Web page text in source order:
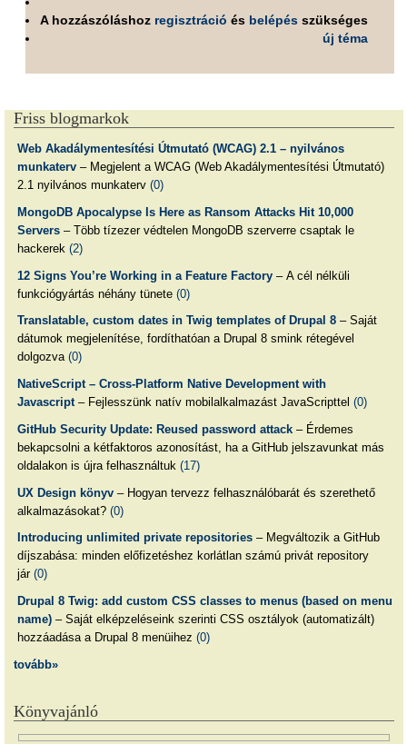
A hozzászóláshoz regisztráció és belépés szükséges
új téma
Friss blogmarkok
Web Akadálymentesítési Útmutató (WCAG) 2.1 – nyilvános
munkaterv– Megjelent a WCAG (Web Akadálymentesítési Útmutató)
2.1 nyilvános munkaterv (0)
MongoDB Apocalypse Is Here as Ransom Attacks Hit 10,000
Servers– Több tízezer védtelen MongoDB szerverre csaptak le
hackerek (2)
12 Signs You’re Working in a Feature Factory– A cél nélküli
funkciógyártás néhány tünete (0)
Translatable, custom dates in Twig templates of Drupal 8– Saját
dátumok megjelenítése, fordíthatóan a Drupal 8 smink rétegével
dolgozva (0)
NativeScript – Cross-Platform Native Development with
Javascript– Fejlesszünk natív mobilalkalmazást JavaScripttel (0)
GitHub Security Update: Reused password attack– Érdemes
bekapcsolni a kétfaktoros azonosítást, ha a GitHub jelszavunkat más
oldalakon is újra felhasználtuk (17)
UX Design könyv– Hogyan tervezz felhasználóbarát és szerethető
alkalmazásokat? (0)
Introducing unlimited private repositories– Megváltozik a GitHub
díjszabása: minden előfizetéshez korlátlan számú privát repository
jár (0)
Drupal 8 Twig: add custom CSS classes to menus (based on menu
name)– Saját elképzeléseink szerinti CSS osztályok (automatizált)
hozzáadása a Drupal 8 menüihez (0)
tovább»
Könyvajánló